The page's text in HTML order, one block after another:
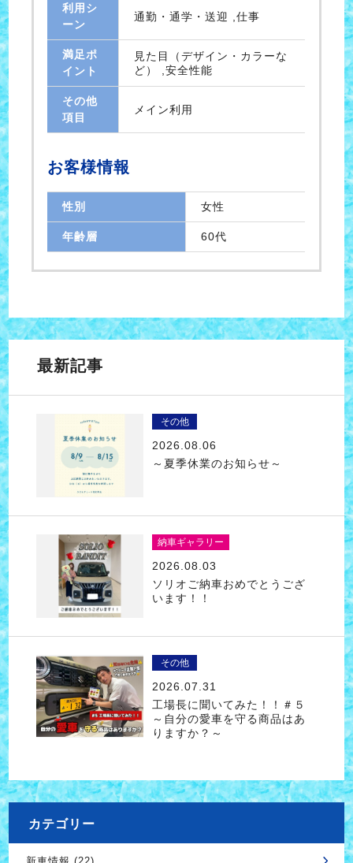
利用シ
ーン
通勤・通学・送迎 ,仕事
満足ポ
イント
見た目（デザイン・カラーな
ど） ,安全性能
その他
項目
メイン利用
お客様情報
性別 女性
年齢層 60代
最新記事
その他
2026.08.06
～夏季休業のお知らせ～
納車ギャラリー
2026.08.03
ソリオご納車おめでとうござ
います！！
その他
2026.07.31
工場長に聞いてみた！！＃５
～自分の愛車を守る商品はあ
りますか？～
カテゴリー